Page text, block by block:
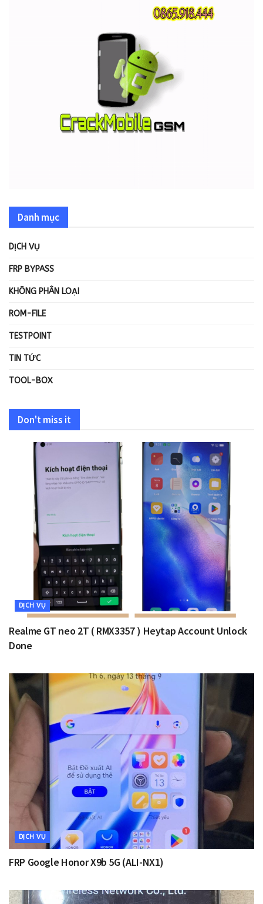
Danh mục
DỊCH VỤ
FRP BYPASS
KHÔNG PHÂN LOẠI
ROM-FILE
TESTPOINT
TIN TỨC
TOOL-BOX
Don't miss it
DỊCH VỤ
Realme GT neo 2T ( RMX3357 ) Heytap Account Unlock
Done
DỊCH VỤ
FRP Google Honor X9b 5G (ALI-NX1)